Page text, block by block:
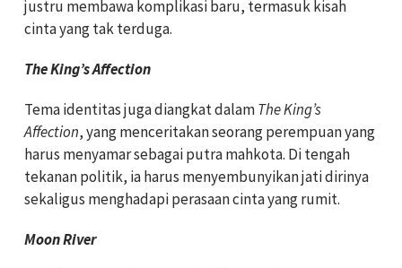
justru membawa komplikasi baru, termasuk kisah
cinta yang tak terduga.
The King’s Affection
Tema identitas juga diangkat dalamThe King’s
Affection, yang menceritakan seorang perempuan yang
harus menyamar sebagai putra mahkota. Di tengah
tekanan politik, ia harus menyembunyikan jati dirinya
sekaligus menghadapi perasaan cinta yang rumit.
Moon River